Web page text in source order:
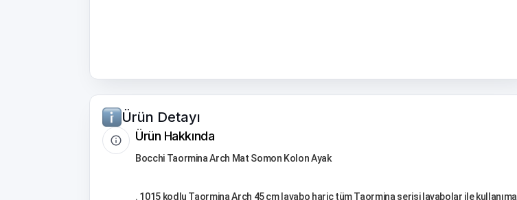
Ürün Detayı
Ürün Hakkında
Bocchi Taormina Arch Mat Somon Kolon Ayak
. 1015 kodlu Taormina Arch 45 cm lavabo hariç tüm Taormina serisi lavabolar ile kullanıma